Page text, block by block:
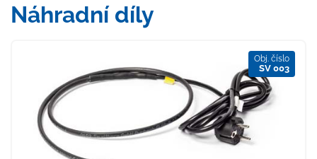
Náhradní díly
Obj. číslo
SV 003